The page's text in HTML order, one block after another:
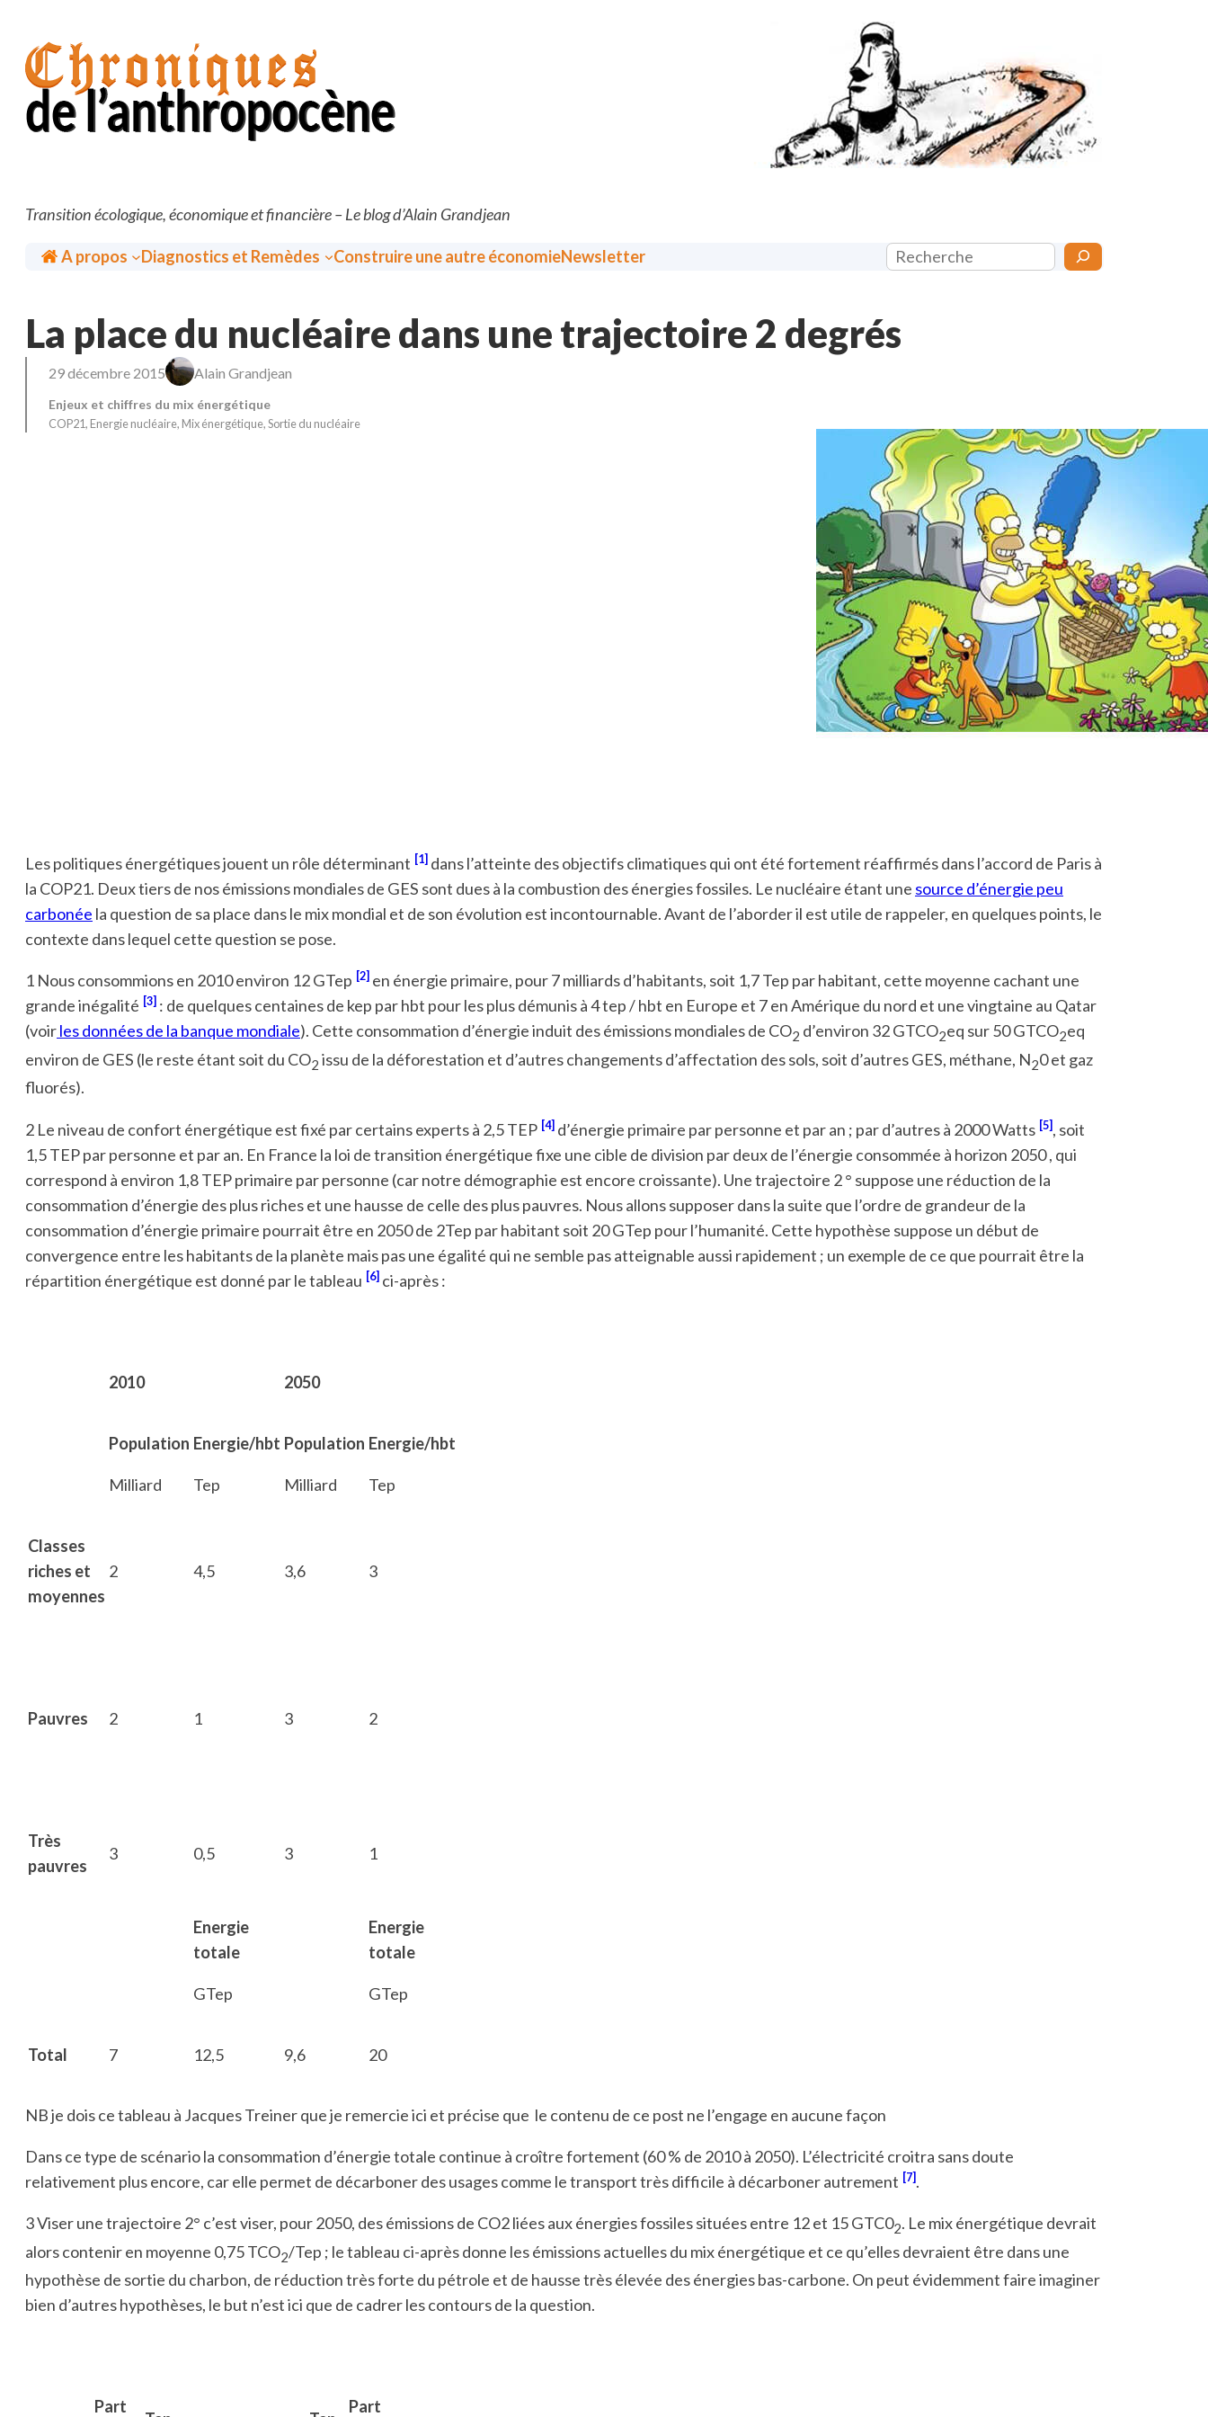
contenu
Transition écologique, économique et financière – Le blog d’Alain Grandjean
Accueil
A propos Diagnostics et Remèdes Construire une autre économieNewsletter Rechercher
La place du nucléaire dans une trajectoire 2 degrés
29 décembre 2015 Alain Grandjean
Enjeux et chiffres du mix énergétique
COP21, Energie nucléaire, Mix énergétique, Sortie du nucléaire
Les politiques énergétiques jouent un rôle déterminant [1]dans l’atteinte des objectifs climatiques qui ont été fortement réaffirmés dans l’accord de Paris à
la COP21. Deux tiers de nos émissions mondiales de GES sont dues à la combustion des énergies fossiles. Le nucléaire étant une source d’énergie peu
carbonée la question de sa place dans le mix mondial et de son évolution est incontournable. Avant de l’aborder il est utile de rappeler, en quelques points, le
contexte dans lequel cette question se pose.
1 Nous consommions en 2010 environ 12 GTep [2]en énergie primaire, pour 7 milliards d’habitants, soit 1,7 Tep par habitant, cette moyenne cachant une
grande inégalité [3]: de quelques centaines de kep par hbt pour les plus démunis à 4 tep / hbt en Europe et 7 en Amérique du nord et une vingtaine au Qatar
(voirles données de la banque mondiale). Cette consommation d’énergie induit des émissions mondiales de CO2 d’environ 32 GTCO2eq sur 50 GTCO2eq
environ de GES (le reste étant soit du CO2 issu de la déforestation et d’autres changements d’affectation des sols, soit d’autres GES, méthane, N20 et gaz
fluorés).
2 Le niveau de confort énergétique est fixé par certains experts à 2,5 TEP [4]d’énergie primaire par personne et par an ; par d’autres à 2000 Watts [5], soit
1,5 TEP par personne et par an. En France la loi de transition énergétique fixe une cible de division par deux de l’énergie consommée à horizon 2050 , qui
correspond à environ 1,8 TEP primaire par personne (car notre démographie est encore croissante). Une trajectoire 2 ° suppose une réduction de la
consommation d’énergie des plus riches et une hausse de celle des plus pauvres. Nous allons supposer dans la suite que l’ordre de grandeur de la
consommation d’énergie primaire pourrait être en 2050 de 2Tep par habitant soit 20 GTep pour l’humanité. Cette hypothèse suppose un début de
convergence entre les habitants de la planète mais pas une égalité qui ne semble pas atteignable aussi rapidement ; un exemple de ce que pourrait être la
répartition énergétique est donné par le tableau [6]ci-après :
2010 2050
Population
Milliard
Energie/hbt
Tep
Population
Milliard
Energie/hbt
Tep
Classes
riches et
moyennes
2 4,5 3,6 3
Pauvres 2 1 3 2
Très
pauvres
3 0,5 3 1
Energie
totale
GTep
Energie
totale
GTep
Total 7 12,5 9,6 20
NB je dois ce tableau à Jacques Treiner que je remercie ici et précise que le contenu de ce post ne l’engage en aucune façon
Dans ce type de scénario la consommation d’énergie totale continue à croître fortement (60 % de 2010 à 2050). L’électricité croitra sans doute
relativement plus encore, car elle permet de décarboner des usages comme le transport très difficile à décarboner autrement [7].
3 Viser une trajectoire 2° c’est viser, pour 2050, des émissions de CO2 liées aux énergies fossiles situées entre 12 et 15 GTC02. Le mix énergétique devrait
alors contenir en moyenne 0,75 TCO2/Tep ; le tableau ci-après donne les émissions actuelles du mix énergétique et ce qu’elles devraient être dans une
hypothèse de sortie du charbon, de réduction très forte du pétrole et de hausse très élevée des énergies bas-carbone. On peut évidemment faire imaginer
bien d’autres hypothèses, le but n’est ici que de cadrer les contours de la question.
Part
Part